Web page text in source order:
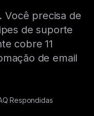
Você precisa de
de suporte
cobre 11
de email
Respondidas